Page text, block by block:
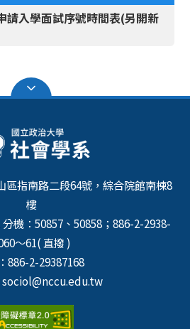
請入學面試序號時間表(另開新
區指南路二段64號，綜合院館南棟8
樓
機：50857、50858；886-2-2938-
～61( 直撥 )
886-2-29387168